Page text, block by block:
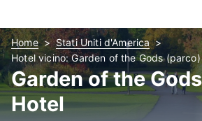
Home
Stati Uniti d'America
Hotel vicino: Garden of the Gods (parco)
Garden of the
Hotel